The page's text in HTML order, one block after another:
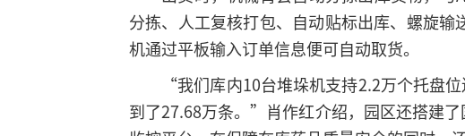
分拣、人工复核打包、自动贴标出库、螺旋
机通过平板输入订单信息便可自动取货。
“我们库内10台堆垛机支持2.2万个托盘
到了27.68万条。”肖作红介绍，园区还搭建